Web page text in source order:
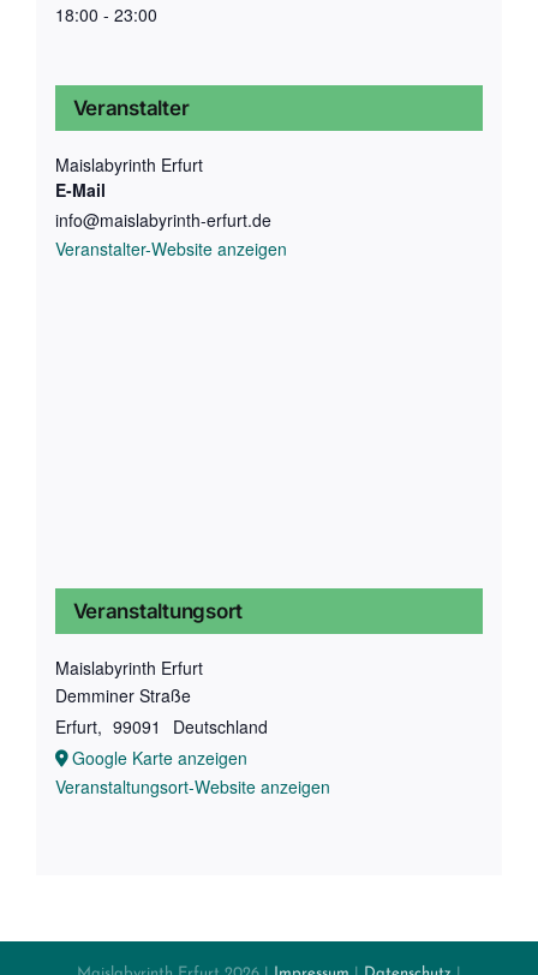
18:00 - 23:00
Veranstalter
Maislabyrinth Erfurt
E-Mail
info@maislabyrinth-erfurt.de
Veranstalter-Website anzeigen
Veranstaltungsort
Maislabyrinth Erfurt
Demminer Straße
Erfurt, 99091
Deutschland
Google Karte anzeigen
Veranstaltungsort-Website anzeigen